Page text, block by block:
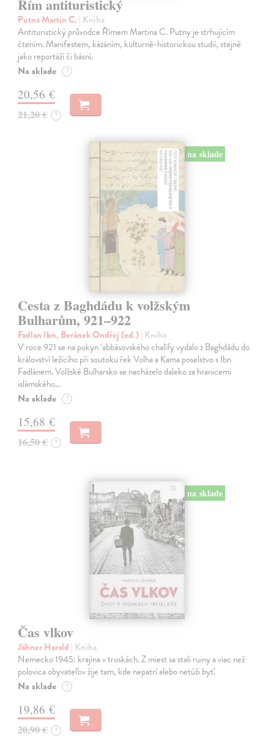
Řím antituristický
Putna Martin C. | Kniha
Antituristický průvodce Římem Martina C. Putny je strhujícím
čtením. Manifestem, kázáním, kulturně-historickou studií, stejně
jako reportáží či básní.
Na sklade ?
20,56 €
21,20 € ?
na sklade
Cesta z Baghdádu k volžským
Bulharům, 921–922
Fadlan Ibn, Beránek Ondřej (ed.)| Kniha
V roce 921 se na pokyn ‘abbásovského chalífy vydalo z Baghdádu do
království ležícího při soutoku řek Volha a Kama poselstvo s Ibn
Fadlánem. Volžské Bulharsko se nacházelo daleko za hranicemi
islámského…
Na sklade ?
15,68 €
16,50 € ?
na sklade
Čas vlkov
Jähner Harald | Kniha
Nemecko 1945: krajina v troskách. Z miest sa stali ruiny a viac než
polovica obyvateľov žije tam, kde nepatrí alebo netúži byť.
Na sklade ?
19,86 €
20,90 € ?